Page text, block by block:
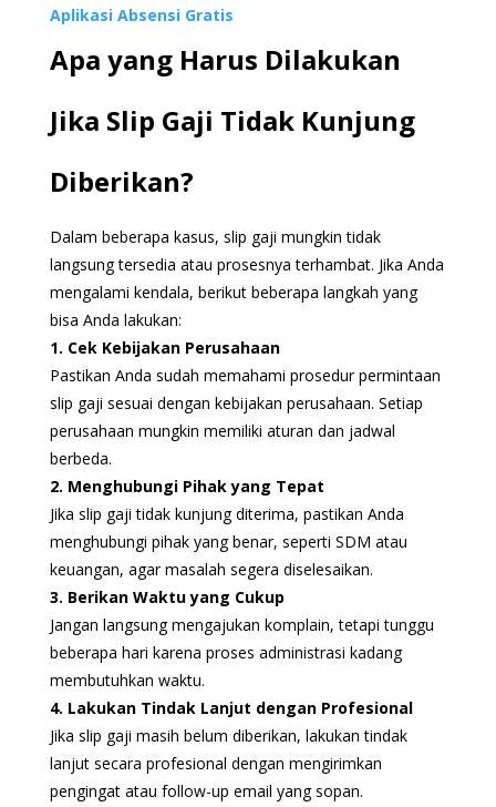
Aplikasi Absensi Gratis
Apa yang Harus Dilakukan
Jika Slip Gaji Tidak Kunjung
Diberikan?
Dalam beberapa kasus, slip gaji mungkin tidak
langsung tersedia atau prosesnya terhambat. Jika Anda
mengalami kendala, berikut beberapa langkah yang
bisa Anda lakukan:
1. Cek Kebijakan Perusahaan
Pastikan Anda sudah memahami prosedur permintaan
slip gaji sesuai dengan kebijakan perusahaan. Setiap
perusahaan mungkin memiliki aturan dan jadwal
berbeda.
2. Menghubungi Pihak yang Tepat
Jika slip gaji tidak kunjung diterima, pastikan Anda
menghubungi pihak yang benar, seperti SDM atau
keuangan, agar masalah segera diselesaikan.
3. Berikan Waktu yang Cukup
Jangan langsung mengajukan komplain, tetapi tunggu
beberapa hari karena proses administrasi kadang
membutuhkan waktu.
4. Lakukan Tindak Lanjut dengan Profesional
Jika slip gaji masih belum diberikan, lakukan tindak
lanjut secara profesional dengan mengirimkan
pengingat atau follow-up email yang sopan.